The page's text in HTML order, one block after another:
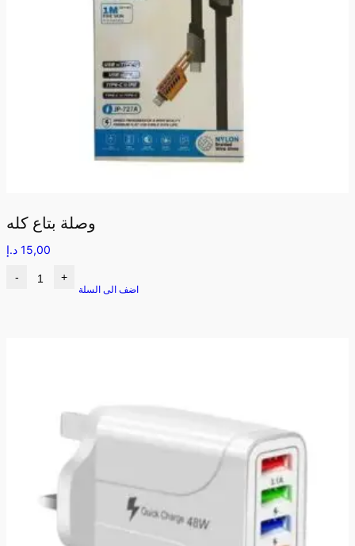
وصلة بتاع كله
15,00 د.إ
- +
اضف الى السلة